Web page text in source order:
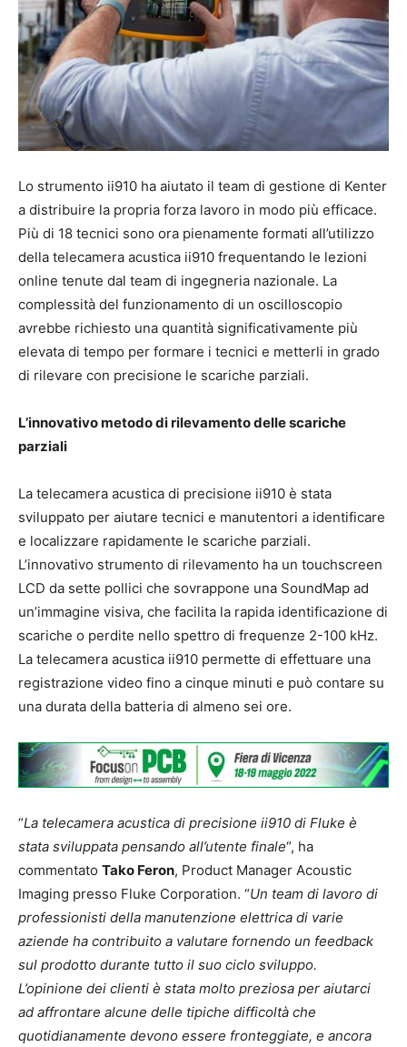
Lo strumento ii910 ha aiutato il team di gestione di Kenter
a distribuire la propria forza lavoro in modo più efficace.
Più di 18 tecnici sono ora pienamente formati all’utilizzo
della telecamera acustica ii910 frequentando le lezioni
online tenute dal team di ingegneria nazionale. La
complessità del funzionamento di un oscilloscopio
avrebbe richiesto una quantità significativamente più
elevata di tempo per formare i tecnici e metterli in grado
di rilevare con precisione le scariche parziali.
L’innovativo metodo di rilevamento delle scariche
parziali
La telecamera acustica di precisione ii910 è stata
sviluppato per aiutare tecnici e manutentori a identificare
e localizzare rapidamente le scariche parziali.
L’innovativo strumento di rilevamento ha un touchscreen
LCD da sette pollici che sovrappone una SoundMap ad
un’immagine visiva, che facilita la rapida identificazione di
scariche o perdite nello spettro di frequenze 2-100 kHz.
La telecamera acustica ii910 permette di effettuare una
registrazione video fino a cinque minuti e può contare su
una durata della batteria di almeno sei ore.
“La telecamera acustica di precisione ii910 di Fluke è
stata sviluppata pensando all’utente finale“, ha
commentato Tako Feron, Product Manager Acoustic
Imaging presso Fluke Corporation. “Un team di lavoro di
professionisti della manutenzione elettrica di varie
aziende ha contribuito a valutare fornendo un feedback
sul prodotto durante tutto il suo ciclo sviluppo.
L’opinione dei clienti è stata molto preziosa per aiutarci
ad affrontare alcune delle tipiche difficoltà che
quotidianamente devono essere fronteggiate, e ancora